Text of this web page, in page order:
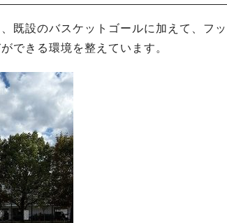
既設のバスケットゴールに加えて、フ
できる環境を整えています。